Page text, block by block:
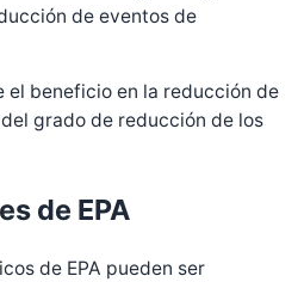
de eventos de
el beneficio en la reducción de
grado de reducción de los
de EPA
de EPA pueden ser